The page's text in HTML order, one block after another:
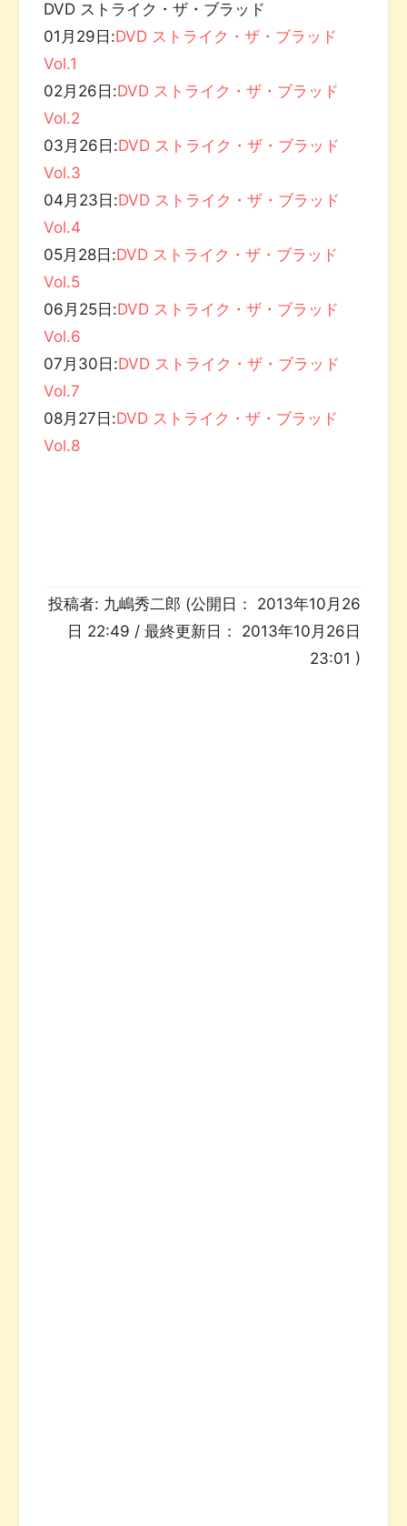
DVD ストライク・ザ・ブラッド
01月29日:DVD ストライク・ザ・ブラッド
Vol.1
02月26日:DVD ストライク・ザ・ブラッド
Vol.2
03月26日:DVD ストライク・ザ・ブラッド
Vol.3
04月23日:DVD ストライク・ザ・ブラッド
Vol.4
05月28日:DVD ストライク・ザ・ブラッド
Vol.5
06月25日:DVD ストライク・ザ・ブラッド
Vol.6
07月30日:DVD ストライク・ザ・ブラッド
Vol.7
08月27日:DVD ストライク・ザ・ブラッド
Vol.8
投稿者: 九嶋秀二郎 (公開日： 2013年10月26
日 22:49 / 最終更新日： 2013年10月26日
23:01 )